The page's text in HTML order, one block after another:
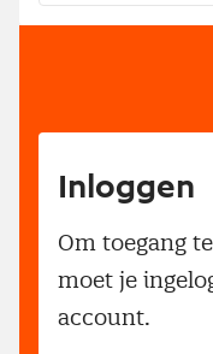
Inloggen
Om toegang
moet je
account.